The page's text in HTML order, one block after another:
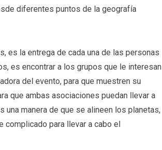
diferentes puntos de la geografía
es la entrega de cada una de las personas
es encontrar a los grupos que le interesan
del evento, para que muestren su
que ambas asociaciones puedan llevar a
manera de que se alineen los planetas,
para llevar a cabo el